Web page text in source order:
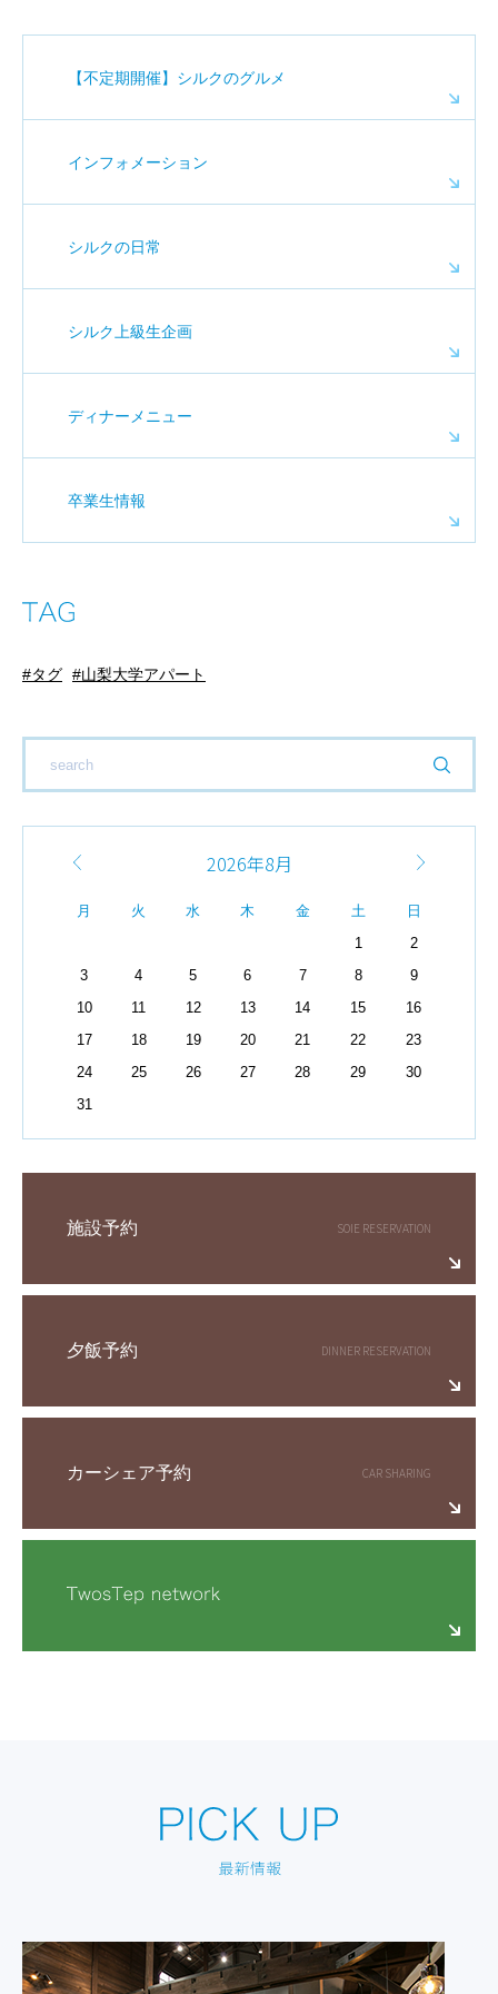
【不定期開催】シルクのグルメ
インフォメーション
シルクの日常
シルク上級生企画
ディナーメニュー
卒業生情報
タグ 山梨大学アパート
2026年8月
月 火 水 木 金 土
日
1
2
3
4 5 6 7 8
9
10
11 12 13 14 15
16
17
18 19 20 21 22
23
24
25 26 27 28 29
30
31
施設予約
夕飯予約
カーシェア予約